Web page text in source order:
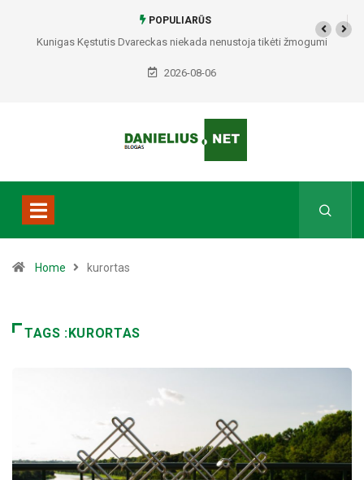
POPULIARŪS
Kunigas Kęstutis Dvareckas niekada nenustoja tikėti žmogumi
2026-08-06
Home kurortas
TAGS :KURORTAS